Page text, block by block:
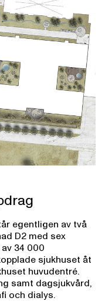
egentligen av två
D2 med sex
34 000
sjukhuset åt
huvudentré.
samt dagsjukvård,
och dialys.